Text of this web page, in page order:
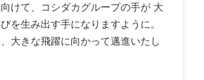
決算
半期決算短信〔日本基準〕(連結)
相模大野駅前店】 8 月 5 日 12:00
参戦のダーツイベントも開催!
けて、コシダカグループの手が 大
を生み出す手になりますように。
大きな飛躍に向かって邁進いたし